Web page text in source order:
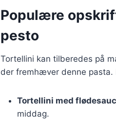
Populære
pesto
Tortellini kan tilberedes på
der fremhæver denne
Tortellini med
middag.